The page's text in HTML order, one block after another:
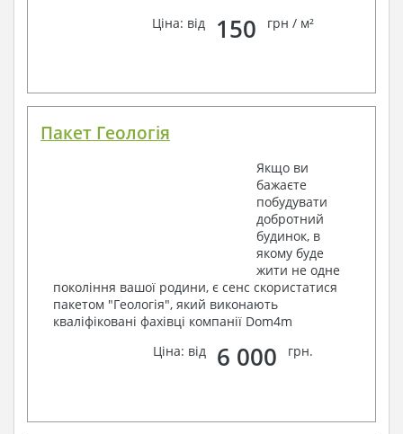
Ціна: від 150 грн / м²
Пакет Геологія
Якщо ви
бажаєте
побудувати
добротний
будинок, в
якому буде
жити не одне
покоління вашої родини, є сенс скористатися
пакетом "Геологія", який виконають
кваліфіковані фахівці компанії Dom4m
Ціна: від
6 000 грн.